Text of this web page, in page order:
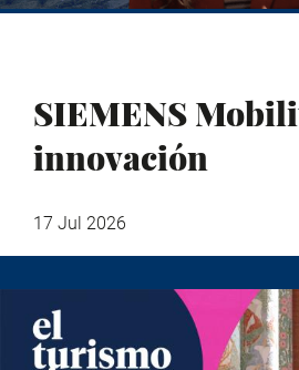
SIEMENS
innovación
17 Jul 2026